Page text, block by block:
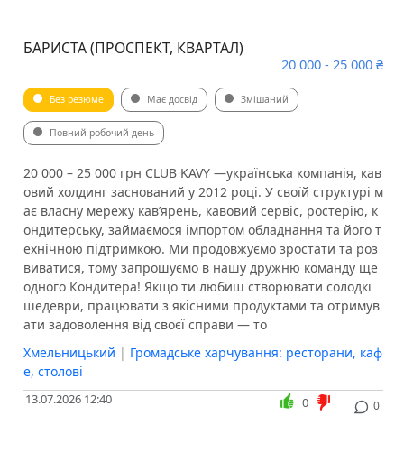
БАРИСТА (ПРОСПЕКТ, КВАРТАЛ)
20 000 - 25 000 ₴
Без резюме Має досвід Змішаний
Повний робочий день
20 000 – 25 000 грн CLUB KAVY —українська компанія, кав
овий холдинг заснований у 2012 році. У своїй структурі м
ає власну мережу кав’ярень, кавовий сервіс, ростерію, к
ондитерську, займаємося імпортом обладнання та його т
ехнічною підтримкою. Ми продовжуємо зростати та роз
виватися, тому запрошуємо в нашу дружню команду ще
одного Кондитера! Якщо ти любиш створювати солодкі
шедеври, працювати з якісними продуктами та отримув
ати задоволення від своєї справи — то
Хмельницький | Громадське харчування: ресторани, каф
е, столові
13.07.2026 12:40 0
0